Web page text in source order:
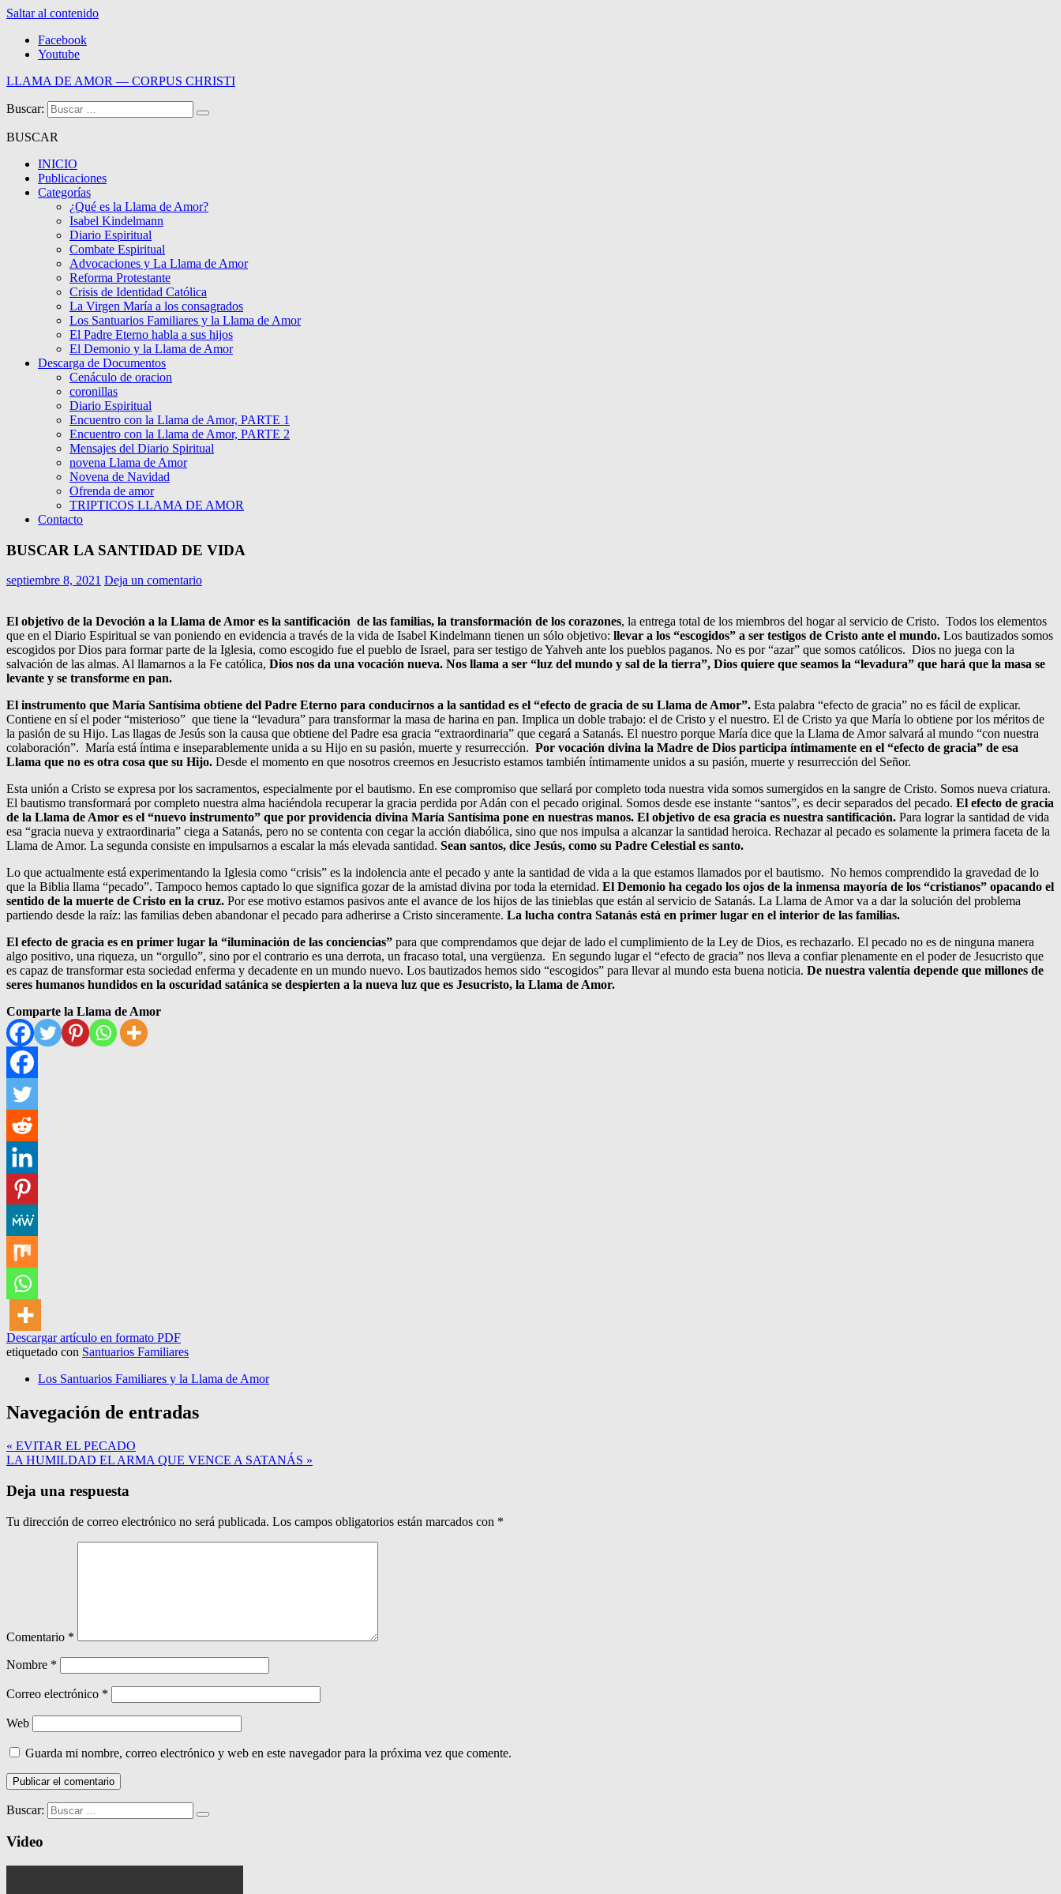
Saltar al contenido
Facebook
Youtube
LLAMA DE AMOR — CORPUS CHRISTI
Blog de la Llama de Amor
Buscar:
BUSCAR
INICIO
Publicaciones
Categorías
¿Qué es la Llama de Amor?
Isabel Kindelmann
Diario Espiritual
Combate Espiritual
Advocaciones y La Llama de Amor
Reforma Protestante
Crisis de Identidad Católica
La Virgen María a los consagrados
Los Santuarios Familiares y la Llama de Amor
El Padre Eterno habla a sus hijos
El Demonio y la Llama de Amor
Descarga de Documentos
Cenáculo de oracion
coronillas
Diario Espiritual
Encuentro con la Llama de Amor, PARTE 1
Encuentro con la Llama de Amor, PARTE 2
Mensajes del Diario Spiritual
novena Llama de Amor
Novena de Navidad
Ofrenda de amor
TRIPTICOS LLAMA DE AMOR
Contacto
BUSCAR LA SANTIDAD DE VIDA
septiembre 8, 2021 Deja un comentario
El objetivo de la Devoción a la Llama de Amor es la santificación de las familias, la transformación de los corazones, la entrega total de los miembros del hogar al servicio de Cristo. Todos los elementos
que en el Diario Espiritual se van poniendo en evidencia a través de la vida de Isabel Kindelmann tienen un sólo objetivo: llevar a los “escogidos” a ser testigos de Cristo ante el mundo. Los bautizados somos
escogidos por Dios para formar parte de la Iglesia, como escogido fue el pueblo de Israel, para ser testigo de Yahveh ante los pueblos paganos. No es por “azar” que somos católicos. Dios no juega con la
salvación de las almas. Al llamarnos a la Fe católica, Dios nos da una vocación nueva. Nos llama a ser “luz del mundo y sal de la tierra”, Dios quiere que seamos la “levadura” que hará que la masa se
levante y se transforme en pan.
El instrumento que María Santísima obtiene del Padre Eterno para conducirnos a la santidad es el “efecto de gracia de su Llama de Amor”. Esta palabra “efecto de gracia” no es fácil de explicar.
Contiene en sí el poder “misterioso” que tiene la “levadura” para transformar la masa de harina en pan. Implica un doble trabajo: el de Cristo y el nuestro. El de Cristo ya que María lo obtiene por los méritos de
la pasión de su Hijo. Las llagas de Jesús son la causa que obtiene del Padre esa gracia “extraordinaria” que cegará a Satanás. El nuestro porque María dice que la Llama de Amor salvará al mundo “con nuestra
colaboración”. María está íntima e inseparablemente unida a su Hijo en su pasión, muerte y resurrección. Por vocación divina la Madre de Dios participa íntimamente en el “efecto de gracia” de esa
Llama que no es otra cosa que su Hijo. Desde el momento en que nosotros creemos en Jesucristo estamos también íntimamente unidos a su pasión, muerte y resurrección del Señor.
Esta unión a Cristo se expresa por los sacramentos, especialmente por el bautismo. En ese compromiso que sellará por completo toda nuestra vida somos sumergidos en la sangre de Cristo. Somos nueva criatura.
El bautismo transformará por completo nuestra alma haciéndola recuperar la gracia perdida por Adán con el pecado original. Somos desde ese instante “santos”, es decir separados del pecado. El efecto de gracia
de la Llama de Amor es el “nuevo instrumento” que por providencia divina María Santísima pone en nuestras manos. El objetivo de esa gracia es nuestra santificación. Para lograr la santidad de vida
esa “gracia nueva y extraordinaria” ciega a Satanás, pero no se contenta con cegar la acción diabólica, sino que nos impulsa a alcanzar la santidad heroica. Rechazar al pecado es solamente la primera faceta de la
Llama de Amor. La segunda consiste en impulsarnos a escalar la más elevada santidad. Sean santos, dice Jesús, como su Padre Celestial es santo.
Lo que actualmente está experimentando la Iglesia como “crisis” es la indolencia ante el pecado y ante la santidad de vida a la que estamos llamados por el bautismo. No hemos comprendido la gravedad de lo
que la Biblia llama “pecado”. Tampoco hemos captado lo que significa gozar de la amistad divina por toda la eternidad. El Demonio ha cegado los ojos de la inmensa mayoría de los “cristianos” opacando el
sentido de la muerte de Cristo en la cruz. Por ese motivo estamos pasivos ante el avance de los hijos de las tinieblas que están al servicio de Satanás. La Llama de Amor va a dar la solución del problema
partiendo desde la raíz: las familias deben abandonar el pecado para adherirse a Cristo sinceramente. La lucha contra Satanás está en primer lugar en el interior de las familias.
El efecto de gracia es en primer lugar la “iluminación de las conciencias” para que comprendamos que dejar de lado el cumplimiento de la Ley de Dios, es rechazarlo. El pecado no es de ninguna manera
algo positivo, una riqueza, un “orgullo”, sino por el contrario es una derrota, un fracaso total, una vergüenza. En segundo lugar el “efecto de gracia” nos lleva a confiar plenamente en el poder de Jesucristo que
es capaz de transformar esta sociedad enferma y decadente en un mundo nuevo. Los bautizados hemos sido “escogidos” para llevar al mundo esta buena noticia. De nuestra valentía depende que millones de
seres humanos hundidos en la oscuridad satánica se despierten a la nueva luz que es Jesucristo, la Llama de Amor.
Comparte la Llama de Amor
Descargar artículo en formato PDF
etiquetado con Santuarios Familiares
Los Santuarios Familiares y la Llama de Amor
Navegación de entradas
« EVITAR EL PECADO
LA HUMILDAD EL ARMA QUE VENCE A SATANÁS »
Deja una respuesta
Tu dirección de correo electrónico no será publicada. Los campos obligatorios están marcados con *
Comentario *
Nombre *
Correo electrónico *
Web
Guarda mi nombre, correo electrónico y web en este navegador para la próxima vez que comente.
Buscar:
Video